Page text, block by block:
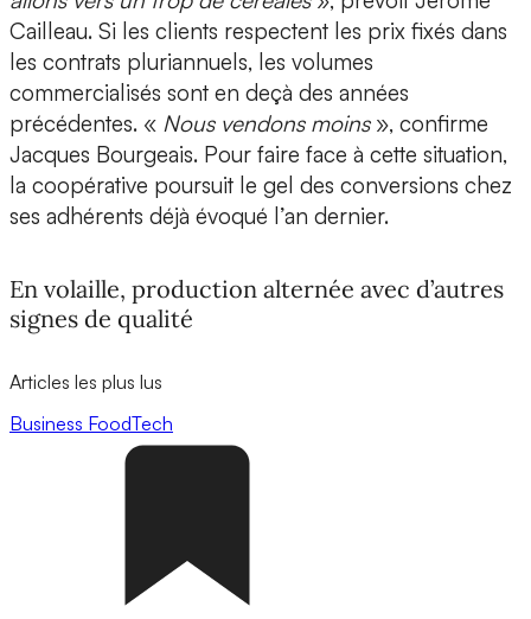
Cailleau. Si les clients respectent les prix fixés dans
les contrats pluriannuels, les volumes
commercialisés sont en deçà des années
précédentes. « Nous vendons moins», confirme
Jacques Bourgeais. Pour faire face à cette situation,
la coopérative poursuit le gel des conversions chez
ses adhérents déjà évoqué l’an dernier.
En volaille, production alternée avec d’autres
signes de qualité
Articles les plus lus
Business FoodTech